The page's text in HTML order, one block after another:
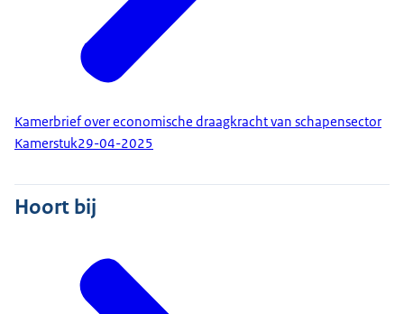
Kamerbrief over economische draagkracht van schapensector
Kamerstuk29-04-2025
Hoort bij